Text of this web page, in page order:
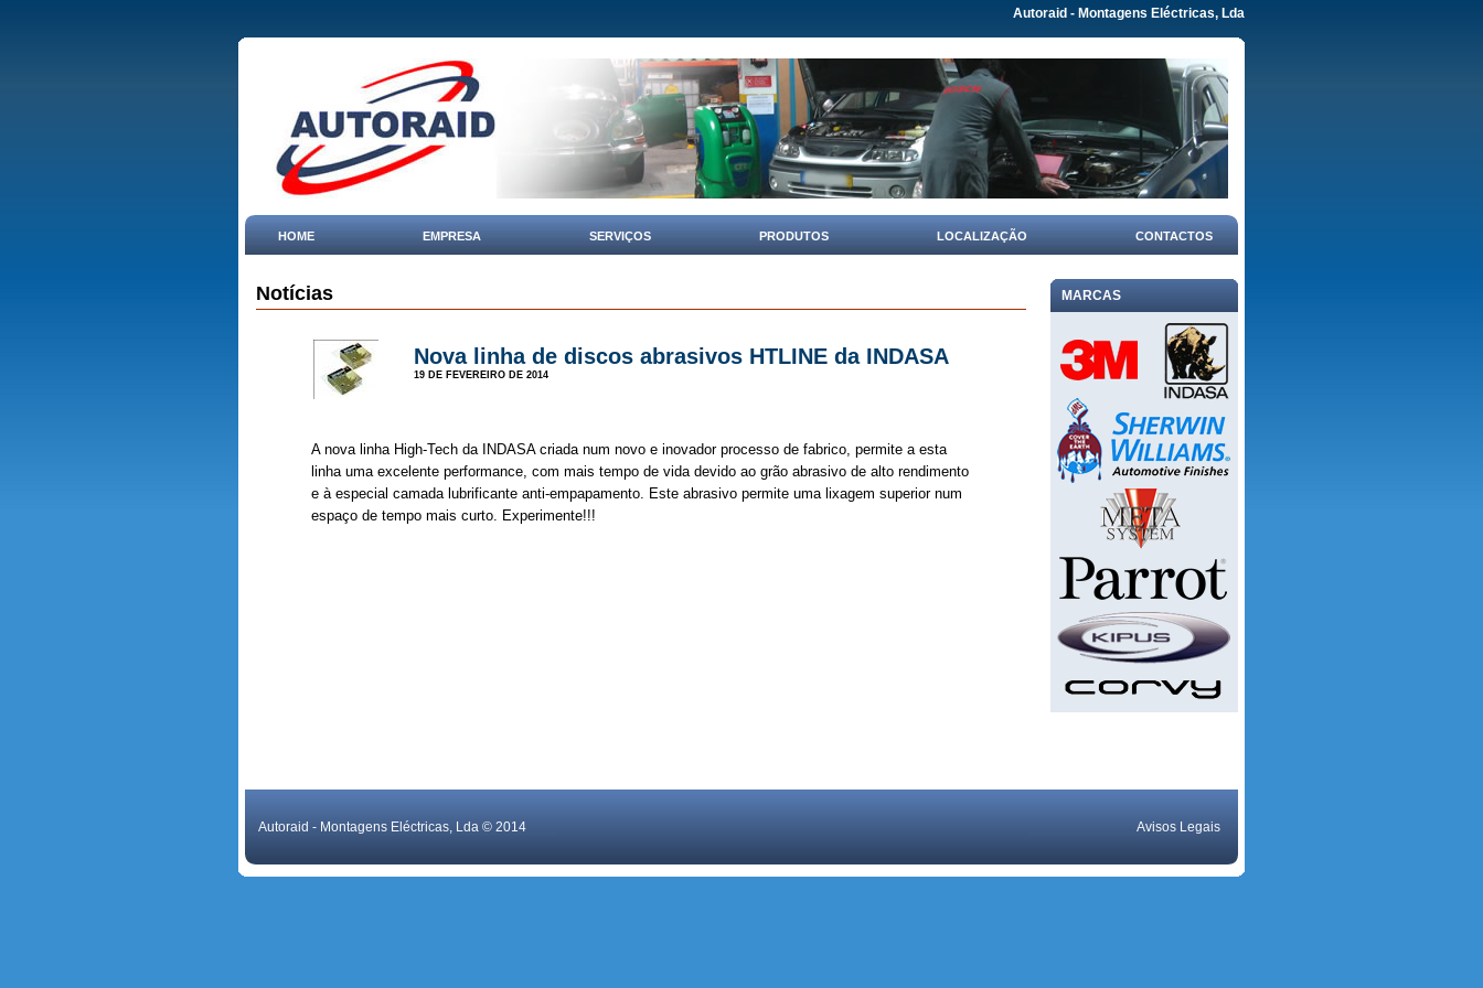
Autoraid - Montagens Eléctricas, Lda
HOME EMPRESA SERVIÇOS PRODUTOS LOCALIZAÇÃO CONTACTOS
Notícias
Nova linha de discos abrasivos HTLINE da INDASA
19 DE FEVEREIRO DE 2014
A nova linha High-Tech da INDASA criada num novo e inovador processo de fabrico, permite a esta
linha uma excelente performance, com mais tempo de vida devido ao grão abrasivo de alto rendimento
e à especial camada lubrificante anti-empapamento. Este abrasivo permite uma lixagem superior num
espaço de tempo mais curto. Experimente!!!
MARCAS
Autoraid - Montagens Eléctricas, Lda © 2014 Avisos Legais